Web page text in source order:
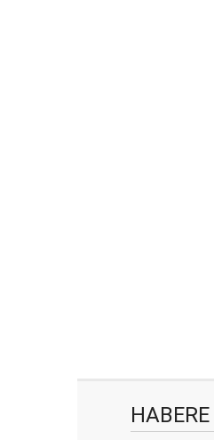
HABERE